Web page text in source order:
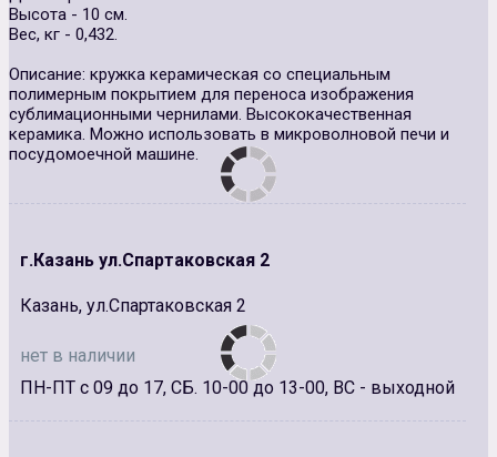
Высота - 10 см.
Вес, кг - 0,432.
Описание: кружка керамическая со специальным
полимерным покрытием для переноса изображения
сублимационными чернилами. Высококачественная
керамика. Можно использовать в микроволновой печи и
посудомоечной машине.
г.Казань ул.Спартаковская 2
Казань, ул.Спартаковская 2
нет в наличии
ПН-ПТ с 09 до 17, СБ. 10-00 до 13-00, ВС - выходной